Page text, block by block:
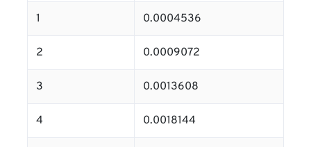
1 0.0004536
2 0.0009072
3 0.0013608
4 0.0018144